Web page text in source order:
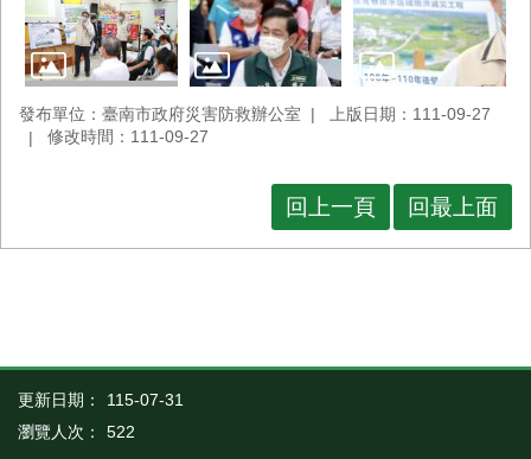
發布單位：臺南市政府災害防救辦公室
上版日期：111-09-27
修改時間：111-09-27
回上一頁 回最上面
更新日期：
115-07-31
瀏覽人次：
522